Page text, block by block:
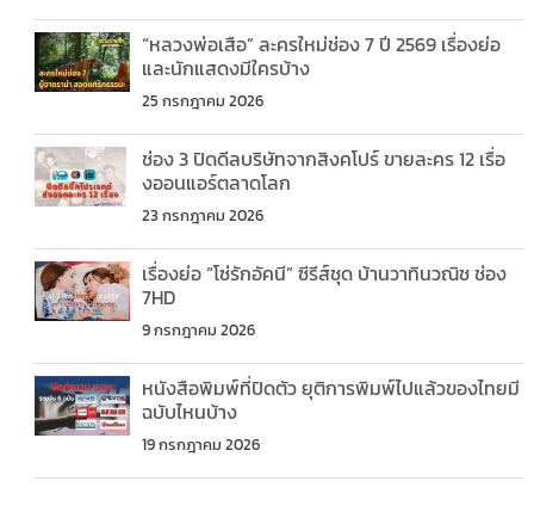
“หลวงพ่อเสือ” ละครใหม่ช่อง 7 ปี 2569 เรื่องย่อ
และนักแสดงมีใครบ้าง
25 กรกฎาคม 2026
ช่อง 3 ปิดดีลบริษัทจากสิงคโปร์ ขายละคร 12 เรื่อ
งออนแอร์ตลาดโลก
23 กรกฎาคม 2026
เรื่องย่อ “โซ่รักอัคนี” ซีรีส์ชุด บ้านวาทินวณิช ช่อง
7HD
9 กรกฎาคม 2026
หนังสือพิมพ์ที่ปิดตัว ยุติการพิมพ์ไปแล้วของไทยมี
ฉบับไหนบ้าง
19 กรกฎาคม 2026